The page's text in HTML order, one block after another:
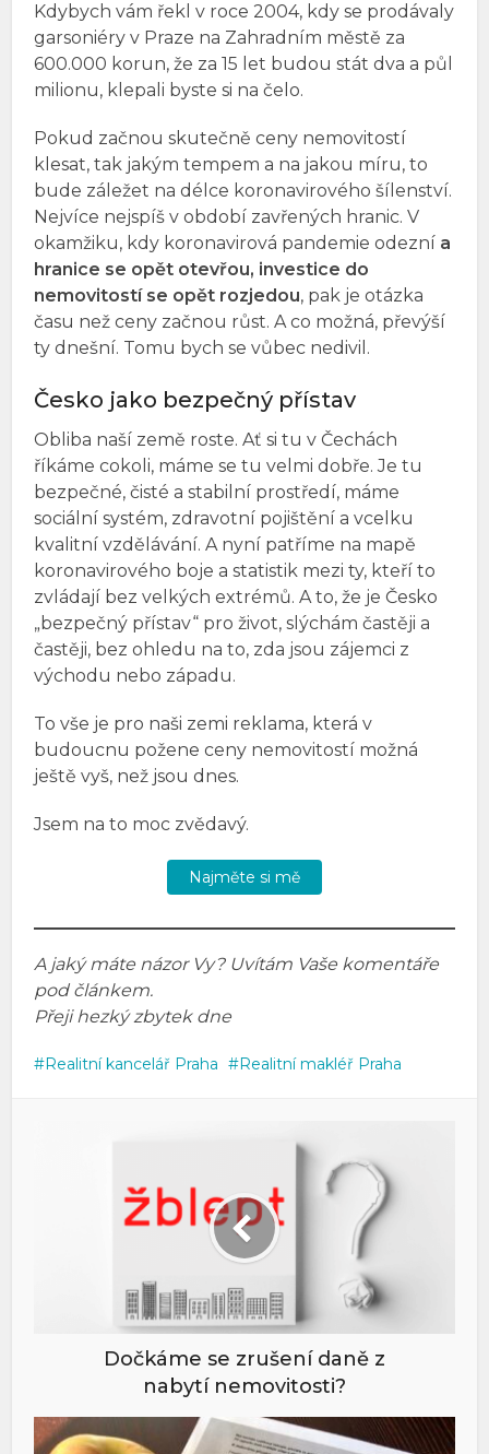
Kdybych vám řekl v roce 2004, kdy se prodávaly
garsoniéry v Praze na Zahradním městě za
600.000 korun, že za 15 let budou stát dva a půl
milionu, klepali byste si na čelo.
Pokud začnou skutečně ceny nemovitostí
klesat, tak jakým tempem a na jakou míru, to
bude záležet na délce koronavirového šílenství.
Nejvíce nejspíš v období zavřených hranic. V
okamžiku, kdy koronavirová pandemie odezní a
hranice se opět otevřou, investice do
nemovitostí se opět rozjedou, pak je otázka
času než ceny začnou růst. A co možná, převýší
ty dnešní. Tomu bych se vůbec nedivil.
Česko jako bezpečný přístav
Obliba naší země roste. Ať si tu v Čechách
říkáme cokoli, máme se tu velmi dobře. Je tu
bezpečné, čisté a stabilní prostředí, máme
sociální systém, zdravotní pojištění a vcelku
kvalitní vzdělávání. A nyní patříme na mapě
koronavirového boje a statistik mezi ty, kteří to
zvládají bez velkých extrémů. A to, že je Česko
„bezpečný přístav“ pro život, slýchám častěji a
častěji, bez ohledu na to, zda jsou zájemci z
východu nebo západu.
To vše je pro naši zemi reklama, která v
budoucnu požene ceny nemovitostí možná
ještě vyš, než jsou dnes.
Jsem na to moc zvědavý.
Najměte si mě
A jaký máte názor Vy? Uvítám Vaše komentáře
pod článkem.
Přeji hezký zbytek dne
Realitní kancelář Praha Realitní makléř Praha
Dočkáme se zrušení daně z
nabytí nemovitosti?